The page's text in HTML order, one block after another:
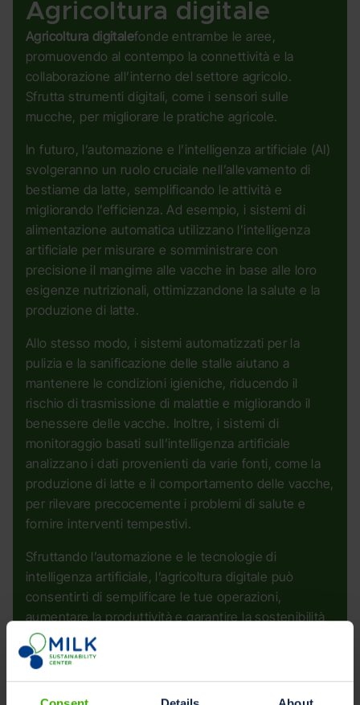
Agricoltura digitale
Agricoltura digitalefonde entrambe le aree,
promuovendo al contempo la connettività e la
collaborazione all’interno del settore agricolo.
Sfrutta strumenti digitali, come i sensori sulle
mucche, per migliorare le pratiche agricole.
In futuro, l’automazione e l’intelligenza artificiale (AI)
svolgeranno un ruolo cruciale nell’allevamento di
bestiame da latte, semplificando le attività e
migliorando l’efficienza. Ad esempio, i sistemi di
alimentazione automatica utilizzano l’intelligenza
artificiale per misurare e somministrare con
precisione il mangime alle vacche in base alle loro
esigenze nutrizionali, ottimizzandone la salute e la
produzione di latte.
Allo stesso modo, i sistemi automatizzati per la
pulizia e la sanificazione delle stalle aiutano a
mantenere le condizioni igieniche, riducendo il
rischio di trasmissione di malattie e migliorando il
benessere delle vacche. Inoltre, i sistemi di
monitoraggio basati sull’intelligenza artificiale
analizzano i dati provenienti da varie fonti, come la
produzione di latte e il comportamento delle vacche,
per rilevare precocemente i problemi di salute e
fornire interventi tempestivi.
Sfruttando l’automazione e le tecnologie di
intelligenza artificiale, l’agricoltura digitale può
consentirti di semplificare le tue operazioni,
aumentare la produttività e garantire la sostenibilità
a lungo termine delle loro aziende agricole.
In sintesi, l’agricoltura digitale